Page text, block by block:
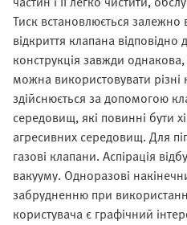
Тиск встановлюється залежно
відкриття клапана
конструкція завжди
можна використовувати
здійснюється за допомогою
середовищ, які повинні бути
агресивних середовищ. Для
газові клапани. Аспірація
вакууму. Одноразові
забрудненню при
користувача є графічний